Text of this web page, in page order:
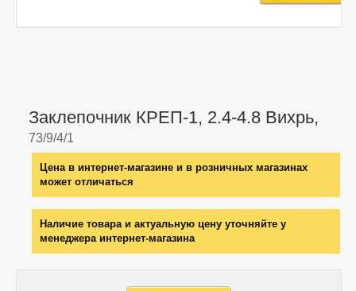
Заклепочник КРЕП-1, 2.4-4.8 Вихрь,
73/9/4/1
Цена в интернет-магазине и в розничных магазинах
может отличаться
Наличие товара и актуальную цену уточняйте у
менеджера интернет-магазина